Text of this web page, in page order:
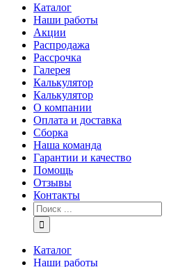
Каталог
Наши работы
Акции
Распродажа
Рассрочка
Галерея
Калькулятор
Калькулятор
О компании
Оплата и доставка
Сборка
Наша команда
Гарантии и качество
Помощь
Отзывы
Контакты
Каталог
Наши работы